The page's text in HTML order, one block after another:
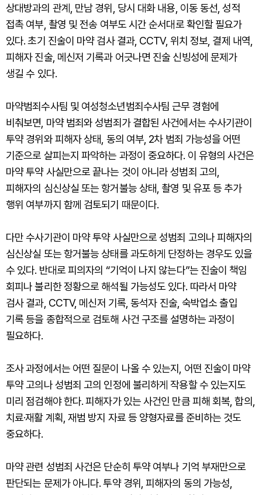
상대방과의 관계, 만남 경위, 당시 대화 내용, 이동 동선, 성적
접촉 여부, 촬영 및 전송 여부도 시간 순서대로 확인할 필요가
있다. 초기 진술이 마약 검사 결과, CCTV, 위치 정보, 결제 내역,
피해자 진술, 메신저 기록과 어긋나면 진술 신빙성에 문제가
생길 수 있다.
마약범죄수사팀 및 여성청소년범죄수사팀 근무 경험에
비춰보면, 마약 범죄와 성범죄가 결합된 사건에서는 수사기관이
투약 경위와 피해자 상태, 동의 여부, 2차 범죄 가능성을 어떤
기준으로 살피는지 파악하는 과정이 중요하다. 이 유형의 사건은
마약 투약 사실만으로 끝나는 것이 아니라 성범죄 고의,
피해자의 심신상실 또는 항거불능 상태, 촬영 및 유포 등 추가
행위 여부까지 함께 검토되기 때문이다.
다만 수사기관이 마약 투약 사실만으로 성범죄 고의나 피해자의
심신상실 또는 항거불능 상태를 과도하게 단정하는 경우도 있을
수 있다. 반대로 피의자의 “기억이 나지 않는다”는 진술이 책임
회피나 불리한 정황으로 해석될 가능성도 있다. 따라서 마약
검사 결과, CCTV, 메신저 기록, 동석자 진술, 숙박업소 출입
기록 등을 종합적으로 검토해 사건 구조를 설명하는 과정이
필요하다.
조사 과정에서는 어떤 질문이 나올 수 있는지, 어떤 진술이 마약
투약 고의나 성범죄 고의 인정에 불리하게 작용할 수 있는지도
미리 점검해야 한다. 피해자가 있는 사건인 만큼 피해 회복, 합의,
치료·재활 계획, 재범 방지 자료 등 양형자료를 준비하는 것도
중요하다.
마약 관련 성범죄 사건은 단순히 투약 여부나 기억 부재만으로
판단되는 문제가 아니다. 투약 경위, 피해자의 동의 가능성,